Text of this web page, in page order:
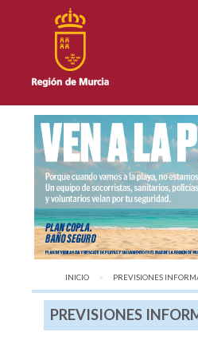
INICIO AQUÍ:
PREVISIONES
PREVISIONES